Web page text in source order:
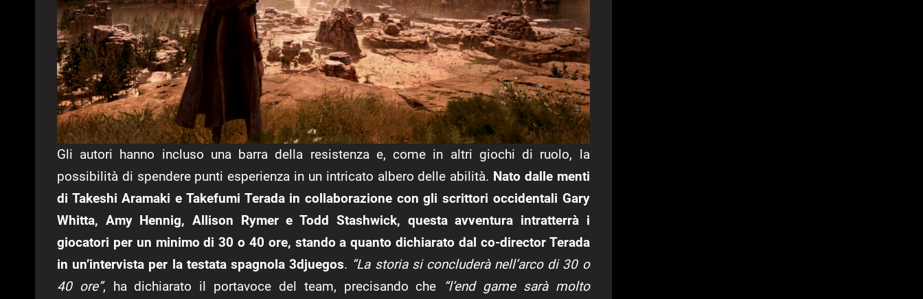
Gli autori hanno incluso una barra della resistenza e, come in altri giochi di ruolo, la
possibilità di spendere punti esperienza in un intricato albero delle abilità. Nato dalle menti
di Takeshi Aramaki e Takefumi Terada in collaborazione con gli scrittori occidentali Gary
Whitta, Amy Hennig, Allison Rymer e Todd Stashwick, questa avventura intratterrà i
giocatori per un minimo di 30 o 40 ore, stando a quanto dichiarato dal co-director Terada
in un’intervista per la testata spagnola 3djuegos. “La storia si concluderà nell’arco di 30 o
40 ore”, ha dichiarato il portavoce del team, precisando che
“l’end game sarà molto